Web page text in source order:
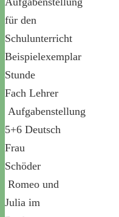
für den
Schulunterricht
Beispielexemplar
Stunde
Fach Lehrer
Aufgabenstellung
5+6 Deutsch
Frau
Schöder
Romeo und
Julia im